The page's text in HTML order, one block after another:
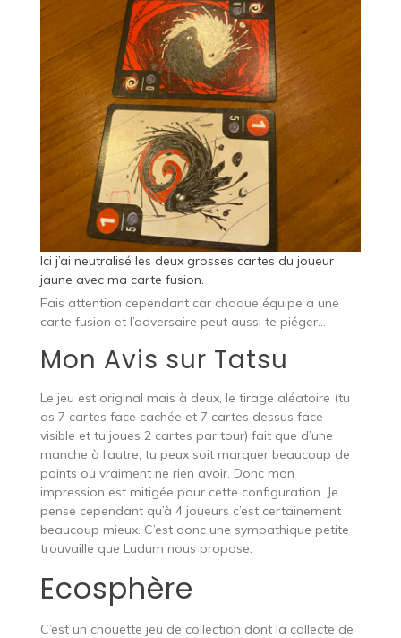
Ici j’ai neutralisé les deux grosses cartes du joueur
jaune avec ma carte fusion.
Fais attention cependant car chaque équipe a une
carte fusion et l’adversaire peut aussi te piéger…
Mon Avis sur Tatsu
Le jeu est original mais à deux, le tirage aléatoire (tu
as 7 cartes face cachée et 7 cartes dessus face
visible et tu joues 2 cartes par tour) fait que d’une
manche à l’autre, tu peux soit marquer beaucoup de
points ou vraiment ne rien avoir. Donc mon
impression est mitigée pour cette configuration. Je
pense cependant qu’à 4 joueurs c’est certainement
beaucoup mieux. C’est donc une sympathique petite
trouvaille que Ludum nous propose.
Ecosphère
C’est un chouette jeu de collection dont la collecte de